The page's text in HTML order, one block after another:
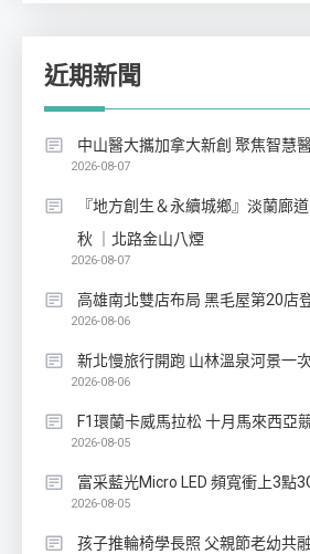
近期新聞
中山醫大攜加拿大新創 聚焦智慧
2026-08-07
『地方創生＆永續城鄉』淡蘭廊
秋 ｜北路金山八煙
2026-08-07
高雄南北雙店布局 黑毛屋第20店
2026-08-06
新北慢旅行開跑 山林溫泉河景一
2026-08-06
F1環蘭卡威馬拉松 十月馬來西亞
2026-08-05
富采藍光Micro LED 頻寬衝上3點
2026-08-05
孩子推輪椅學長照 父親節老幼共